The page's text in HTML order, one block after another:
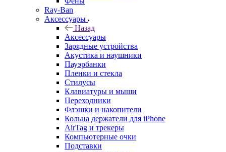
Ray-Ban
Аксессуары
Назад
Аксессуары
Зарядные устройства
Акустика и наушники
Пауэрбанки
Пленки и стекла
Стилусы
Клавиатуры и мыши
Переходники
Флэшки и накопители
Кольца держатели для iPhone
AirTag и трекеры
Компьютерные очки
Подставки